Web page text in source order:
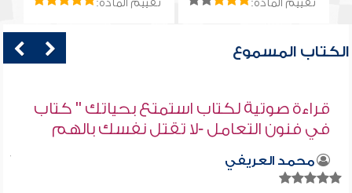
تقييم المادة: تقييم المادة:
الكتاب المسموع
قراءة صوتية لكتاب استمتع بحياتك " كتاب
في فنون التعامل -لا تقتل نفسك بالهم
محمد العريفي